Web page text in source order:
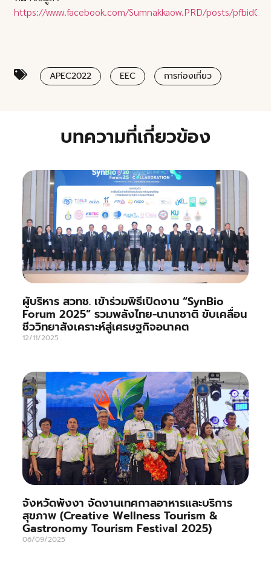
https://www.facebook.com/Sumnakkaow.PRD/posts/
APEC2022 EEC การท่องเที่ยว
บทความที่เกี่ยวข้อง
ผู้บริหาร สวทช. เข้าร่วมพิธีเปิดงาน “SynBio
Forum 2025” รวมพลังไทย-นานาชาติ ขับเคลื่อน
ชีววิทยาสังเคราะห์สู่เศรษฐกิจอนาคต
12/11/2025
จังหวัดพังงา จัดงานเทศกาลอาหารและบริการ
สุขภาพ (Creative Wellness Tourism &
Gastronomy Tourism Festival 2025)
06/09/2025